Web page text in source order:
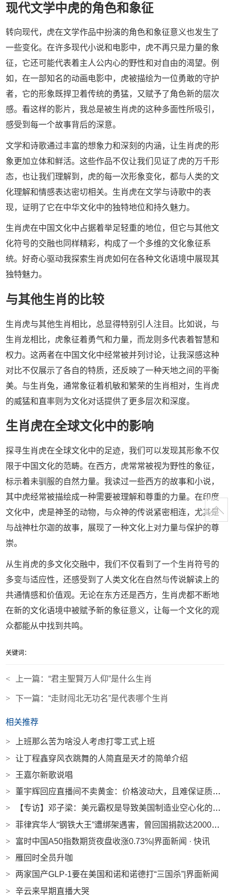
现代文学中虎的角色和象征
转向现代，虎在文学作品中扮演的角色和象征意义也发生了
一些变化。在许多现代小说和电影中，虎不再只是力量的象
征，它还可能代表着主人公内心的野性和对自由的渴望。例
如，在一部知名的动画电影中，虎被描绘为一位勇敢的守护
者，它的形象既捍卫着传统的勇猛，又赋予了角色新的层次
感。看这样的影片，我总是被生肖虎的这种多面性所吸引，
感受到每一个故事背后的深意。
文学和诗歌通过丰富的想象力和深刻的内涵，让生肖虎的形
象更加立体和鲜活。这些作品不仅让我们见证了虎的万千形
态，也让我们理解到，虎的每一次形象变化，都与人类的文
化理解和情感表达密切相关。生肖虎在文学与诗歌中的表
现，证明了它在中华文化中的独特地位和持久魅力。
生肖虎在中国文化中占据着举足轻重的地位，但它与其他文
化符号的交融也同样精彩，构成了一个多维的文化象征系
统。好奇心驱动我探索生肖虎如何在各种文化语境中展现其
独特魅力。
与其他生肖的比较
生肖虎与其他生肖相比，总显得特别引人注目。比如说，与
生肖龙相比，虎象征着勇气和力量，而龙则多代表着智慧和
权力。这两者在中国文化中经常被并列讨论，让我深感这种
对比不仅展示了各自的特质，还反映了一种天地之间的平衡
美。与生肖兔，通常象征着机敏和繁荣的生肖相对，生肖虎
的威猛和直率则为文化对话提供了更多层次和深度。
生肖虎在全球文化中的影响
探寻生肖虎在全球文化中的足迹，我们可以发现其形象不仅
限于中国文化的范畴。在西方，虎常常被视为野性的象征，
标示着未驯服的自然力量。我读过一些西方的故事和小说，
其中虎经常被描绘成一种需要被理解和尊重的力量。在印度
文化中，虎是神圣的动物，与众神的传说紧密相连，尤其是
与战神杜尔迦的故事，展现了一种文化上对力量与保护的尊
崇。
从生肖虎的多文化交融中，我们不仅看到了一个生肖符号的
多变与适应性，还感受到了人类文化在自然与传说解读上的
共通情感和价值观。无论在东方还是西方，生肖虎都不断地
在新的文化语境中被赋予新的象征意义，让每一个文化的观
众都能从中找到共鸣。
关键词：
< 上一篇：“君主聖賢万人仰”是什么生肖
> 下一篇：“走财闯北无功名”是代表哪个生肖
相关推荐
>
上班那么苦为啥没人考虑打零工式上班
>
让丁程鑫穿风衣跳舞的人简直是天才的简单介绍
>
王嘉尔新歌说唱
>
董宇辉回应直播间不卖黄金：价格波动大，且难保证质量|界面新闻
>
【专访】邓子梁：美元霸权是导致美国制造业空心化的深层原因|界面新闻
>
菲律宾华人“钢铁大王”遭绑架遇害，曾回国捐款达2000多万|界面新闻 · 中国
>
富时中国A50指数期货夜盘收涨0.73%|界面新闻 · 快讯
>
雁回时全员升咖
>
两家国产GLP-1要在美国和诺和诺德打“三国杀”|界面新闻
>
辛云来早期直播大哭